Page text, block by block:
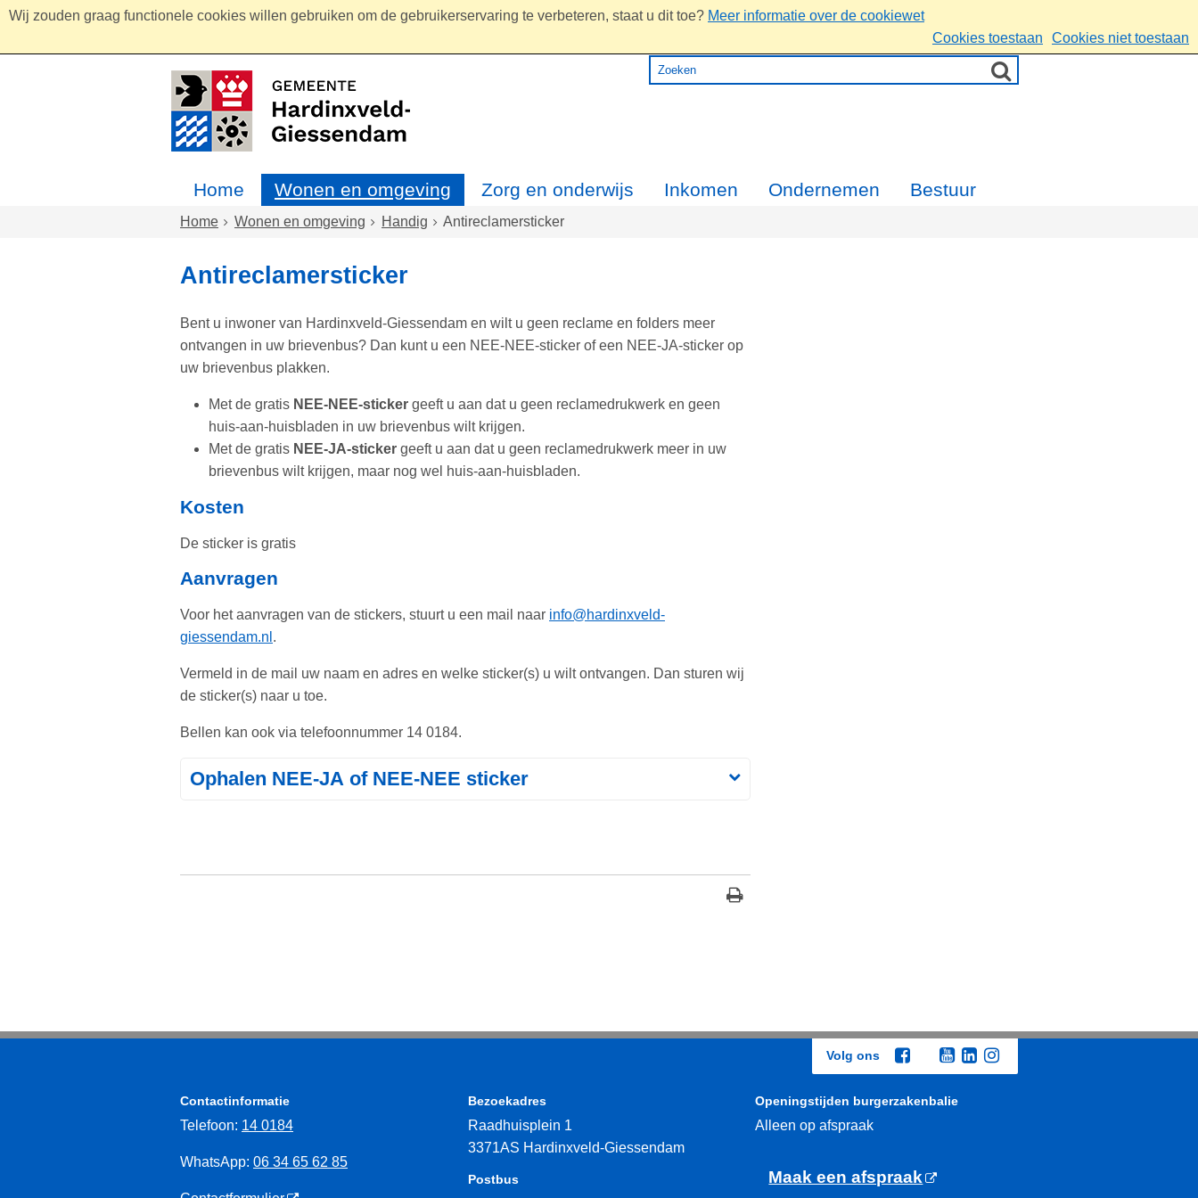
Wij zouden graag functionele cookies willen gebruiken om de gebruikerservaring te verbeteren, staat u dit toe? Meer informatie over de cookiewet
Cookies toestaan
Cookies niet toestaan
Home Wonen en omgeving Zorg en onderwijs Inkomen Ondernemen Bestuur
Home Wonen en omgeving Handig Antireclamersticker
Antireclamersticker
Bent u inwoner van Hardinxveld-Giessendam en wilt u geen reclame en folders meer
ontvangen in uw brievenbus? Dan kunt u een NEE-NEE-sticker of een NEE-JA-sticker op
uw brievenbus plakken.
Met de gratis NEE-NEE-sticker geeft u aan dat u geen reclamedrukwerk en geen
huis-aan-huisbladen in uw brievenbus wilt krijgen.
Met de gratis NEE-JA-sticker geeft u aan dat u geen reclamedrukwerk meer in uw
brievenbus wilt krijgen, maar nog wel huis-aan-huisbladen.
Kosten
De sticker is gratis
Aanvragen
Voor het aanvragen van de stickers, stuurt u een mail naar info@hardinxveld-
giessendam.nl .
Vermeld in de mail uw naam en adres en welke sticker(s) u wilt ontvangen. Dan sturen wij
de sticker(s) naar u toe.
Bellen kan ook via telefoonnummer 14 0184.
Ophalen NEE-JA of NEE-NEE sticker
Volg ons
Contactinformatie
Telefoon: 14 0184
WhatsApp: 06 34 65 62 85
Bezoekadres
Raadhuisplein 1
3371AS Hardinxveld-Giessendam
Postbus
Openingstijden burgerzakenbalie
Alleen op afspraak
Maak een afspraak